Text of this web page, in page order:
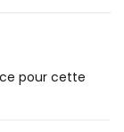
pour cette